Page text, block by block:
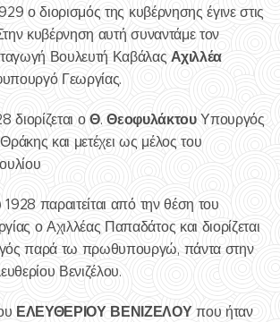
ο διορισμός της κυβέρνησης έγινε στις
κυβέρνηση αυτή συναντάμε τον
Βουλευτή ΚαβάλαςΑχιλλέα
Γεωργίας.
διορίζεται οΘ.ΘεοφυλάκτουΥπουργός
Θράκης και μετέχει ως μέλος του
παραιτείται από την θέση του
ο Αχιλλέας Παπαδάτος και διορίζεται
παρά τω πρωθυπουργώ, πάντα στην
Βενιζέλου.
ΕΛΕΥΘΕΡΙΟΥ ΒΕΝΙΖΕΛΟΥπου ήταν